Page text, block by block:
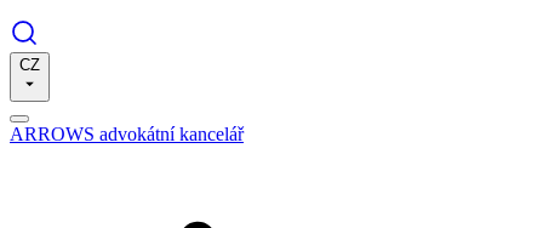
CZ
ARROWS advokátní kancelář